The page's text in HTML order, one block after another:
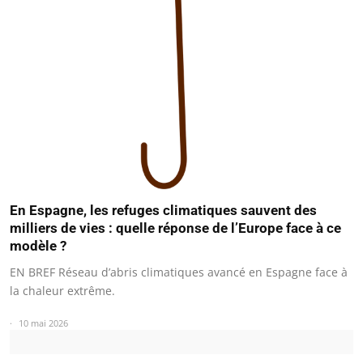
En Espagne, les refuges climatiques sauvent des
milliers de vies : quelle réponse de l’Europe face à ce
modèle ?
EN BREF Réseau d’abris climatiques avancé en Espagne face à
la chaleur extrême.
10 mai 2026